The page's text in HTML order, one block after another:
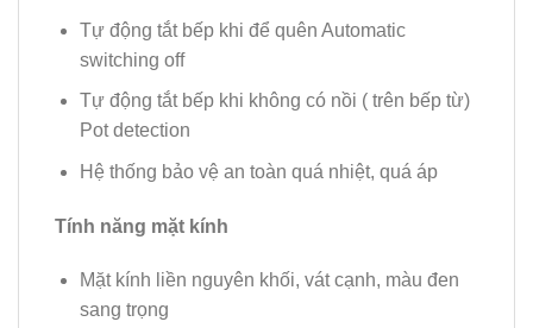
Tự động tắt bếp khi để quên Automatic
switching off
Tự động tắt bếp khi không có nồi ( trên bếp từ)
Pot detection
Hệ thống bảo vệ an toàn quá nhiệt, quá áp
Tính năng mặt kính
Mặt kính liền nguyên khối, vát cạnh, màu đen
sang trọng